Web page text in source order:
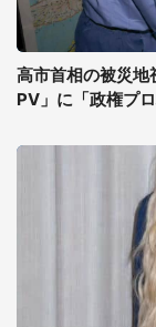
高市首相の被災地
PV」に「政権プ